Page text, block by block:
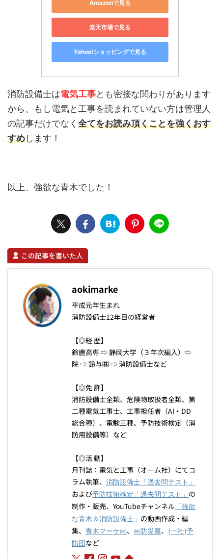
Amazonで見る
楽天市場で見る
Yahoo!ショッピングで見る
消防設備士は電気工事とも密接な関わりがあります
から、もし電気と工事を読まれていない方は管理人
の記事だけでなく 全てをお読み頂くことを強くおす
すめします！
以上、強欲な青木でした！
この記事を書いた人
aokimarke
平成元年生まれ
消防設備士12年目の経営者
【◎経 歴】
鈴鹿高専 ⇨ 静岡大学（３年次編入）⇨
院 ⇨ 鈴与㈱ ⇨ 消防設備士など
【◎免 許】
消防設備士全類、危険物取扱者全類、第
二種電気工事士、工事担任者（AI・DD
総合種）、電験三種、予防技術検定（消
防用設備等）など
【◎活 動】
月刊誌：電気と工事（オーム社）にてコ
ラム執筆、 消防設備士「過去問テスト」
および予防技術検定「過去問テスト」 の
制作・販売、YouTubeチャンネル 「強欲
な青木＆消防設備士」 の動画作成・編
集、 青木マーケ㈱、 ㈱防災屋、
(一社)予
防団など